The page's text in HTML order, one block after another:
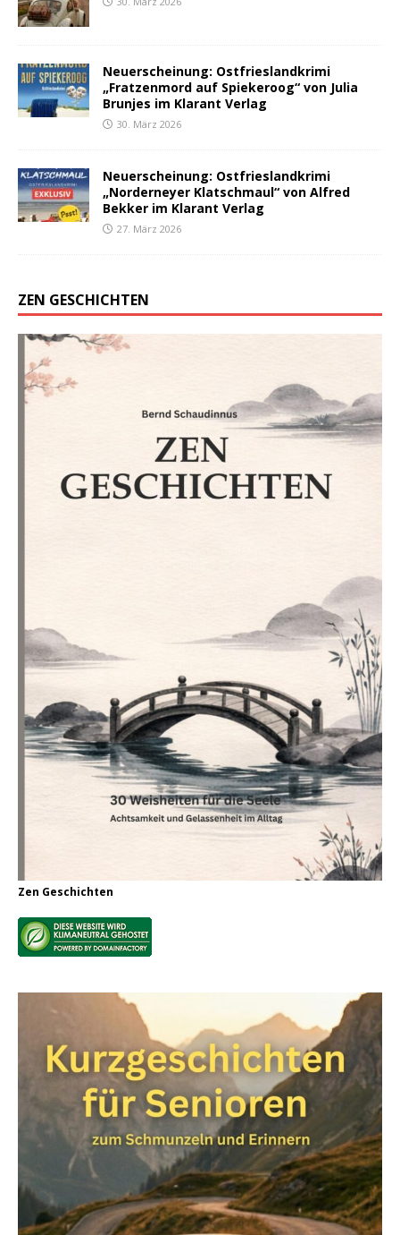
Neuerscheinung: Ostfrieslandkrimi
„Fratzenmord auf Spiekeroog“ von Julia
Brunjes im Klarant Verlag
30. März 2026
Neuerscheinung: Ostfrieslandkrimi
„Norderneyer Klatschmaul“ von Alfred
Bekker im Klarant Verlag
27. März 2026
ZEN GESCHICHTEN
Zen Geschichten